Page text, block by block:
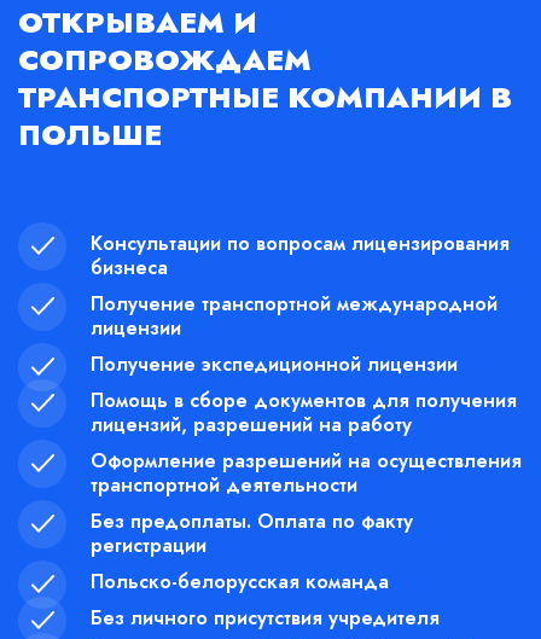
ОТКРЫВАЕМ И
СОПРОВОЖДАЕМ
ТРАНСПОРТНЫЕ КОМПАНИИ В
ПОЛЬШЕ
Консультации по вопросам лицензирования
бизнеса
Получение транспортной международной
лицензии
Получение экспедиционной лицензии
Помощь в сборе документов для получения
лицензий, разрешений на работу
Оформление разрешений на осуществления
транспортной деятельности
Без предоплаты. Оплата по факту
регистрации
Польско-белорусская команда
Без личного присутствия учредителя